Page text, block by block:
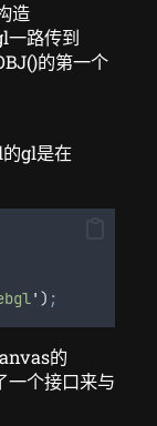
造
一路传到
的第一个
gl是在
' ) ;
的
一个接口来与